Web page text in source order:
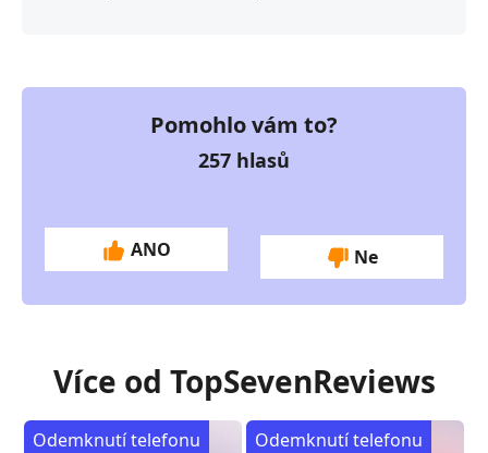
Pomohlo vám to?
257 hlasů
ANO Ne
Více od TopSevenReviews
Odemknutí telefonu Odemknutí telefonu